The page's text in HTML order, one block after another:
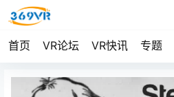
首页 VR论坛 VR快讯 专题